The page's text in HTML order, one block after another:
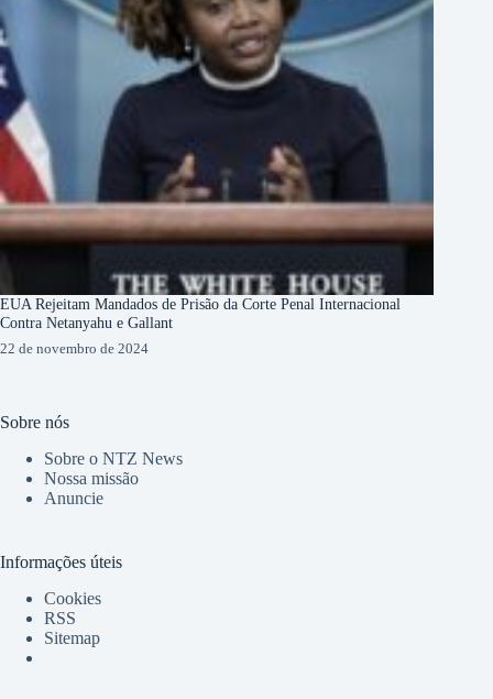
EUA Rejeitam Mandados de Prisão da Corte Penal Internacional
Contra Netanyahu e Gallant
22 de novembro de 2024
Sobre nós
Sobre o NTZ News
Nossa missão
Anuncie
Informações úteis
Cookies
RSS
Sitemap